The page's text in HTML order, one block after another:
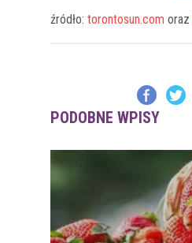
źródło: torontosun.com oraz
PODOBNE WPISY